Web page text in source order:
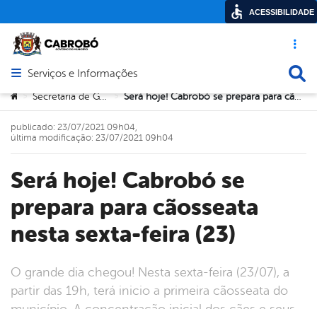
Acesso
Abrir menu principal de navegação
Serviços e Informações
Você está aqui:
> Secretaria de Governo > Será hoje! Cabrobó se prepara para cãosseata nesta sexta-feira (23)
Será hoje! Cabrobó se
prepara para cãosseata
nesta sexta-feira (23)
O grande dia chegou! Nesta sexta-feira (23/07), a
partir das 19h, terá inicio a primeira cãosseata do
publicado: 23/07/2021 09h04,
última modificação: 23/07/2021 09h04
ACESSIBILIDADE